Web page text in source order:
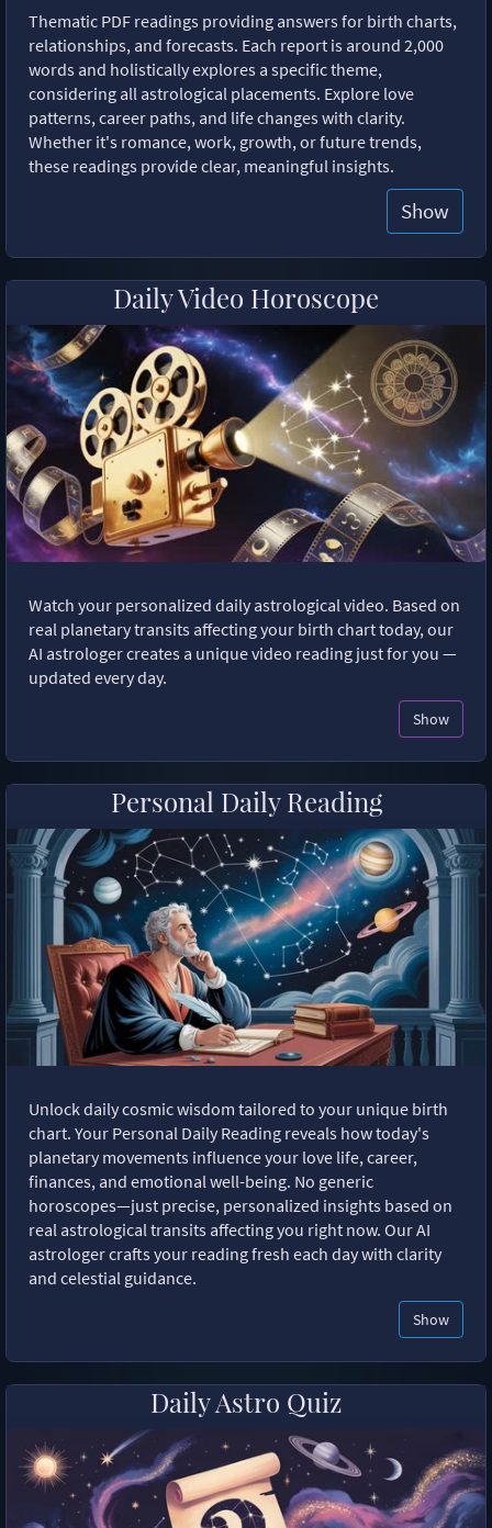
Thematic PDF readings providing answers for birth charts,
relationships, and forecasts. Each report is around 2,000
words and holistically explores a specific theme,
considering all astrological placements. Explore love
patterns, career paths, and life changes with clarity.
Whether it's romance, work, growth, or future trends,
these readings provide clear, meaningful insights.
Show
Daily Video Horoscope
Watch your personalized daily astrological video. Based on
real planetary transits affecting your birth chart today, our
AI astrologer creates a unique video reading just for you —
updated every day.
Show
Personal Daily Reading
Unlock daily cosmic wisdom tailored to your unique birth
chart. Your Personal Daily Reading reveals how today's
planetary movements influence your love life, career,
finances, and emotional well-being. No generic
horoscopes—just precise, personalized insights based on
real astrological transits affecting you right now. Our AI
astrologer crafts your reading fresh each day with clarity
and celestial guidance.
Show
Daily Astro Quiz